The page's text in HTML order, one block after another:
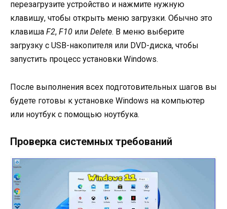
перезагрузите устройство и нажмите нужную
клавишу, чтобы открыть меню загрузки. Обычно это
клавиша F2, F10 или Delete. В меню выберите
загрузку с USB-накопителя или DVD-диска, чтобы
запустить процесс установки Windows.
После выполнения всех подготовительных шагов вы
будете готовы к установке Windows на компьютер
или ноутбук с помощью ноутбука.
Проверка системных требований